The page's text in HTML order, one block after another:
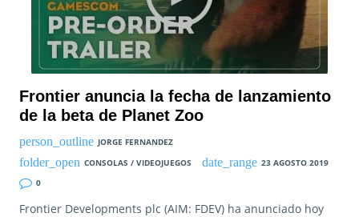
Frontier anuncia la fecha de lanzamiento
de la beta de Planet Zoo
JORGE FERNANDEZ
CONSOLAS / VIDEOJUEGOS
23 AGOSTO 2019
0
Frontier Developments plc (AIM: FDEV) ha anunciado hoy